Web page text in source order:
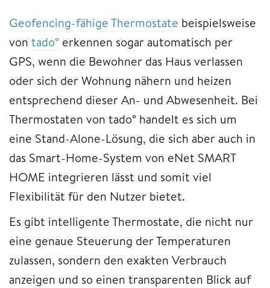
Geofencing-fähige Thermostate beispielsweise
von tado° erkennen sogar automatisch per
GPS, wenn die Bewohner das Haus verlassen
oder sich der Wohnung nähern und heizen
entsprechend dieser An- und Abwesenheit. Bei
Thermostaten von tado° handelt es sich um
eine Stand-Alone-Lösung, die sich aber auch in
das Smart-Home-System von eNet SMART
HOME integrieren lässt und somit viel
Flexibilität für den Nutzer bietet.
Es gibt intelligente Thermostate, die nicht nur
eine genaue Steuerung der Temperaturen
zulassen, sondern den exakten Verbrauch
anzeigen und so einen transparenten Blick auf